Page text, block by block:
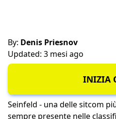
By: Denis Priesnov
Updated: 3 mesi ago
INIZIA
Seinfeld - una delle sitcom
sempre presente nelle